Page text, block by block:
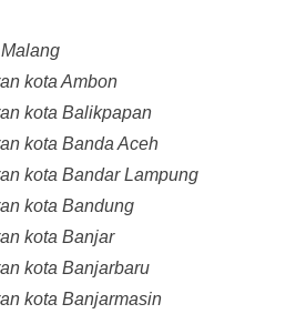
kota Ambon
kota Balikpapan
kota Banda Aceh
kota Bandar Lampung
kota Bandung
kota Banjar
kota Banjarbaru
kota Banjarmasin